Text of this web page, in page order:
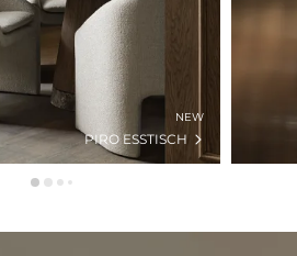
NEW
PIRO ESSTISCH